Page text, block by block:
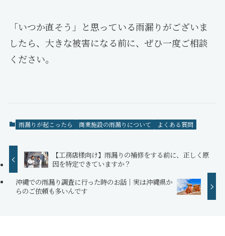
「いつか直そう」と思っている雨漏りがございま
したら、大きな被害になる前に、ぜひ一度ご相談
ください。
雨漏りが起こったら 商業施設の雨漏りについて よくある質問
【工務店様向け】雨漏りの補修をする前に、正しく原
因を特定できていますか？
沖縄での雨漏り調査に行った時のお話｜実は沖縄県か
らのご依頼も多いんです